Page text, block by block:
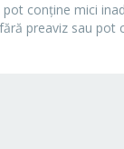
conţine mici
preaviz sau